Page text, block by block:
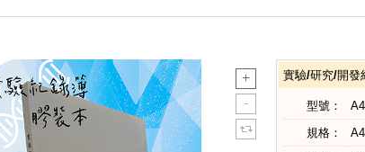
實驗/研究/開發
型號：
規格：